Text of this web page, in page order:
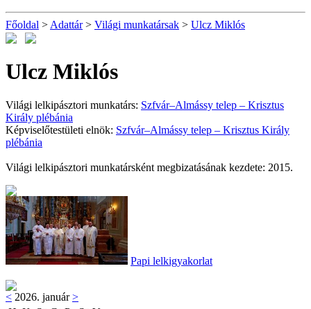
Főoldal > Adattár> Világi munkatársak > Ulcz Miklós
Ulcz Miklós
Világi lelkipásztori munkatárs: Szfvár–Almássy telep – Krisztus
Király plébánia
Képviselőtestületi elnök: Szfvár–Almássy telep – Krisztus Király
plébánia
Világi lelkipásztori munkatársként megbizatásának kezdete: 2015.
Papi lelkigyakorlat
< 2026. január>